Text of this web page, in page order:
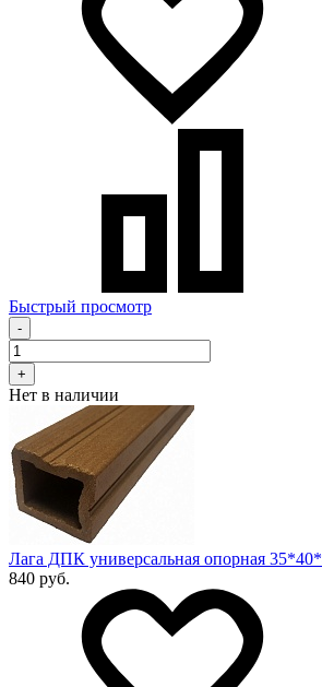
Быстрый просмотр
-
+
Нет в наличии
Лага ДПК универсальная опорная
840 руб.